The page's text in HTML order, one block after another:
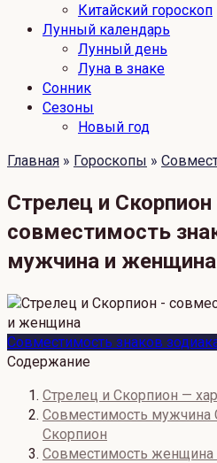
Китайский гороскоп
Лунный календарь
Лунный день
Луна в знаке
Сонник
Сезоны
Новый год
Главная » Гороскопы »
Стрелец и
совместимость
мужчина и женщина
Совместимость знаков
Содержание
Стрелец и Скорпион —
Совместимость
Скорпион
Совместимость